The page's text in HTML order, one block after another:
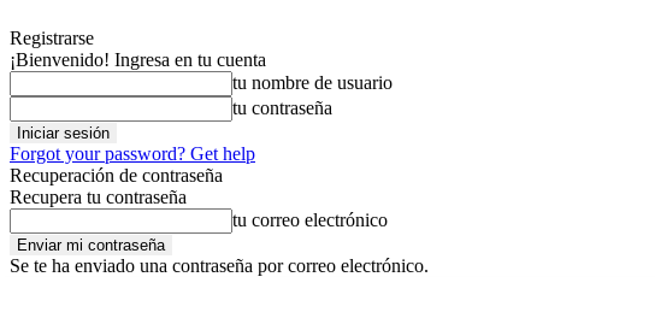
Registrarse
¡Bienvenido! Ingresa en tu cuenta
tu nombre de usuario
tu contraseña
Forgot your password? Get help
Recuperación de contraseña
Recupera tu contraseña
tu correo electrónico
Se te ha enviado una contraseña por correo electrónico.